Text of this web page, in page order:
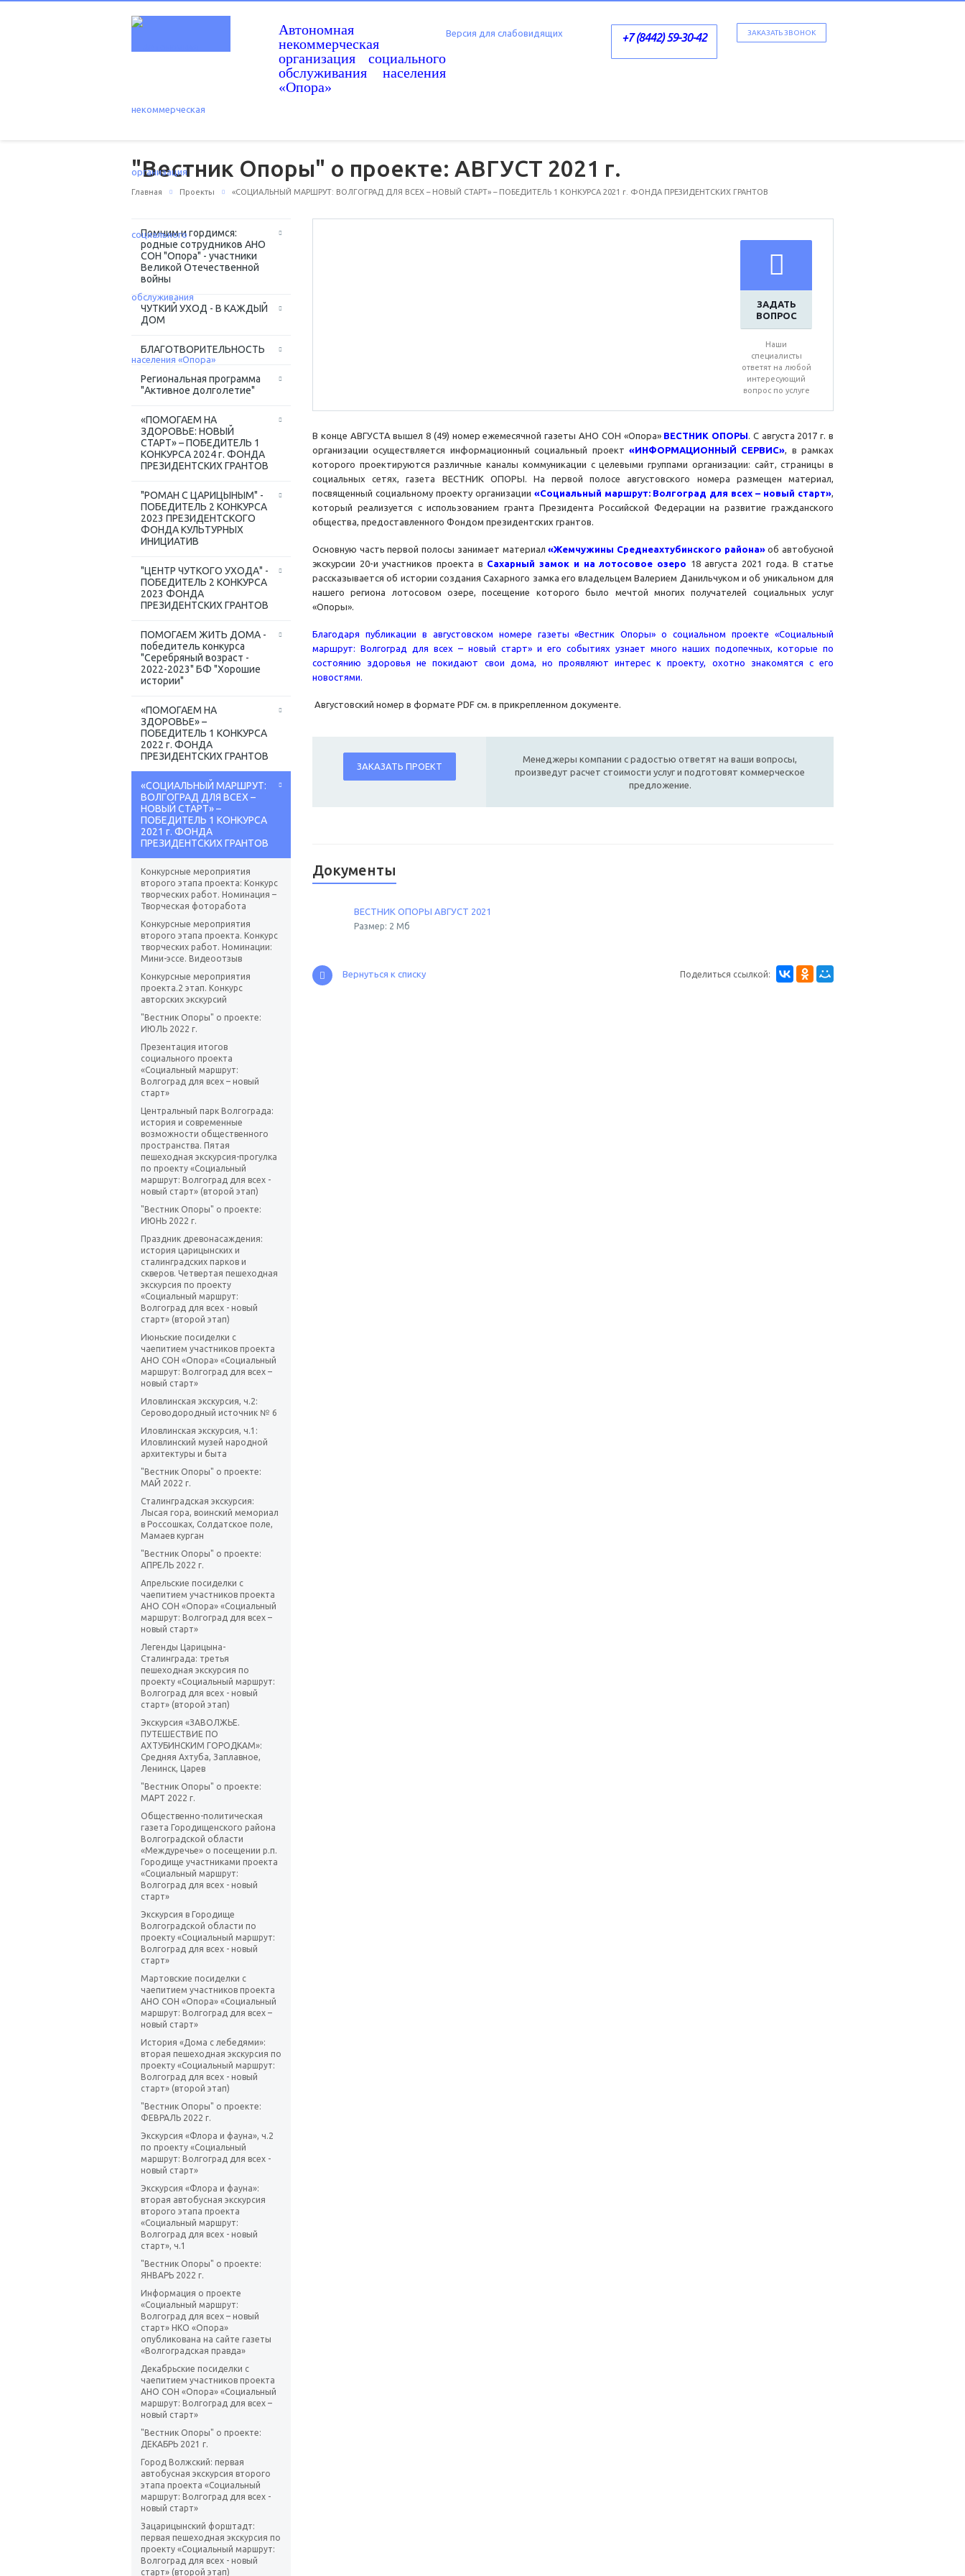
Автономная
некоммерческая
организация социального
обслуживания населения
«Опора»
ЗАКАЗАТЬ ЗВОНОК
+7 (8442) 59-30-42
Версия для слабовидящих
"Вестник Опоры" о проекте: АВГУСТ 2021 г.
Главная Проекты «СОЦИАЛЬНЫЙ МАРШРУТ: ВОЛГОГРАД ДЛЯ ВСЕХ – НОВЫЙ СТАРТ» – ПОБЕДИТЕЛЬ 1 КОНКУРСА 2021 г. ФОНДА ПРЕЗИДЕНТСКИХ ГРАНТОВ
Помним и гордимся:
родные сотрудников АНО
СОН "Опора" - участники
Великой Отечественной
войны
ЧУТКИЙ УХОД - В КАЖДЫЙ
ДОМ
БЛАГОТВОРИТЕЛЬНОСТЬ
Региональная программа
"Активное долголетие"
«ПОМОГАЕМ НА
ЗДОРОВЬЕ: НОВЫЙ
СТАРТ» – ПОБЕДИТЕЛЬ 1
КОНКУРСА 2024 г. ФОНДА
ПРЕЗИДЕНТСКИХ ГРАНТОВ
"РОМАН С ЦАРИЦЫНЫМ" -
ПОБЕДИТЕЛЬ 2 КОНКУРСА
2023 ПРЕЗИДЕНТСКОГО
ФОНДА КУЛЬТУРНЫХ
ИНИЦИАТИВ
"ЦЕНТР ЧУТКОГО УХОДА" -
ПОБЕДИТЕЛЬ 2 КОНКУРСА
2023 ФОНДА
ПРЕЗИДЕНТСКИХ ГРАНТОВ
ПОМОГАЕМ ЖИТЬ ДОМА -
победитель конкурса
"Серебряный возраст -
2022-2023" БФ "Хорошие
истории"
«ПОМОГАЕМ НА
ЗДОРОВЬЕ» –
ПОБЕДИТЕЛЬ 1 КОНКУРСА
2022 г. ФОНДА
ПРЕЗИДЕНТСКИХ ГРАНТОВ
«СОЦИАЛЬНЫЙ МАРШРУТ:
ВОЛГОГРАД ДЛЯ ВСЕХ –
НОВЫЙ СТАРТ» –
ПОБЕДИТЕЛЬ 1 КОНКУРСА
2021 г. ФОНДА
ПРЕЗИДЕНТСКИХ ГРАНТОВ
Конкурсные мероприятия
второго этапа проекта: Конкурс
творческих работ. Номинация –
Творческая фоторабота
Конкурсные мероприятия
второго этапа проекта. Конкурс
творческих работ. Номинации:
Мини-эссе. Видеоотзыв
Конкурсные мероприятия
проекта.2 этап. Конкурс
авторских экскурсий
"Вестник Опоры" о проекте:
ИЮЛЬ 2022 г.
Презентация итогов
социального проекта
«Социальный маршрут:
Волгоград для всех – новый
старт»
Центральный парк Волгограда:
история и современные
возможности общественного
пространства. Пятая
пешеходная экскурсия-прогулка
по проекту «Социальный
маршрут: Волгоград для всех -
новый старт» (второй этап)
"Вестник Опоры" о проекте:
ИЮНЬ 2022 г.
Праздник древонасаждения:
история царицынских и
сталинградских парков и
скверов. Четвертая пешеходная
экскурсия по проекту
«Социальный маршрут:
Волгоград для всех - новый
старт» (второй этап)
Июньские посиделки с
чаепитием участников проекта
АНО СОН «Опора» «Социальный
маршрут: Волгоград для всех –
новый старт»
Иловлинская экскурсия, ч.2:
Сероводородный источник № 6
Иловлинская экскурсия, ч.1:
Иловлинский музей народной
архитектуры и быта
"Вестник Опоры" о проекте:
МАЙ 2022 г.
Сталинградская экскурсия:
Лысая гора, воинский мемориал
в Россошках, Солдатское поле,
Мамаев курган
"Вестник Опоры" о проекте:
АПРЕЛЬ 2022 г.
Апрельские посиделки с
чаепитием участников проекта
АНО СОН «Опора» «Социальный
маршрут: Волгоград для всех –
новый старт»
Легенды Царицына-
Сталинграда: третья
пешеходная экскурсия по
проекту «Социальный маршрут:
Волгоград для всех - новый
старт» (второй этап)
Экскурсия «ЗАВОЛЖЬЕ.
ПУТЕШЕСТВИЕ ПО
АХТУБИНСКИМ ГОРОДКАМ»:
Средняя Ахтуба, Заплавное,
Ленинск, Царев
"Вестник Опоры" о проекте:
МАРТ 2022 г.
Общественно-политическая
газета Городищенского района
Волгоградской области
«Междуречье» о посещении р.п.
Городище участниками проекта
«Социальный маршрут:
Волгоград для всех - новый
старт»
Экскурсия в Городище
Волгоградской области по
проекту «Социальный маршрут:
Волгоград для всех - новый
старт»
Мартовские посиделки с
чаепитием участников проекта
АНО СОН «Опора» «Социальный
маршрут: Волгоград для всех –
новый старт»
История «Дома с лебедями»:
вторая пешеходная экскурсия по
проекту «Социальный маршрут:
Волгоград для всех - новый
старт» (второй этап)
"Вестник Опоры" о проекте:
ФЕВРАЛЬ 2022 г.
Экскурсия «Флора и фауна», ч.2
по проекту «Социальный
маршрут: Волгоград для всех -
новый старт»
Экскурсия «Флора и фауна»:
вторая автобусная экскурсия
второго этапа проекта
«Социальный маршрут:
Волгоград для всех - новый
старт», ч.1
"Вестник Опоры" о проекте:
ЯНВАРЬ 2022 г.
Информация о проекте
«Социальный маршрут:
Волгоград для всех – новый
старт» НКО «Опора»
опубликована на сайте газеты
«Волгоградская правда»
Декабрьские посиделки с
чаепитием участников проекта
АНО СОН «Опора» «Социальный
маршрут: Волгоград для всех –
новый старт»
"Вестник Опоры" о проекте:
ДЕКАБРЬ 2021 г.
Город Волжский: первая
автобусная экскурсия второго
этапа проекта «Социальный
маршрут: Волгоград для всех -
новый старт»
Зацарицынский форштадт:
первая пешеходная экскурсия по
проекту «Социальный маршрут:
Волгоград для всех - новый
старт» (второй этап)
ЗАДАТЬ
ВОПРОС
Наши
специалисты
ответят на любой
интересующий
вопрос по услуге
В конце АВГУСТА вышел 8 (49) номер ежемесячной газеты АНО СОН «Опора» ВЕСТНИК ОПОРЫ. С августа 2017 г. в
организации осуществляется информационный социальный проект «ИНФОРМАЦИОННЫЙ СЕРВИС», в рамках
которого проектируются различные каналы коммуникации с целевыми группами организации: сайт, страницы в
социальных сетях, газета ВЕСТНИК ОПОРЫ. На первой полосе августовского номера размещен материал,
посвященный социальному проекту организации «Социальный маршрут: Волгоград для всех – новый старт»,
который реализуется с использованием гранта Президента Российской Федерации на развитие гражданского
общества, предоставленного Фондом президентских грантов.
Основную часть первой полосы занимает материал«Жемчужины Среднеахтубинского района»об автобусной
экскурсии 20-и участников проекта в Сахарный замок и на лотосовое озеро 18 августа 2021 года. В статье
рассказывается об истории создания Сахарного замка его владельцем Валерием Данильчуком и об уникальном для
нашего региона лотосовом озере, посещение которого было мечтой многих получателей социальных услуг
«Опоры».
Благодаря публикации в августовском номере газеты «Вестник Опоры» о социальном проекте «Социальный
маршрут: Волгоград для всех – новый старт» и его событиях узнает много наших подопечных, которые по
состоянию здоровья не покидают свои дома, но проявляют интерес к проекту, охотно знакомятся с его
новостями.
Августовский номер в формате PDF см. в прикрепленном документе.
ЗАКАЗАТЬ ПРОЕКТ
Менеджеры компании с радостью ответят на ваши вопросы,
произведут расчет стоимости услуг и подготовят коммерческое
предложение.
Документы
ВЕСТНИК ОПОРЫ АВГУСТ 2021
Размер: 2 Мб
Поделиться ссылкой:
Вернуться к списку